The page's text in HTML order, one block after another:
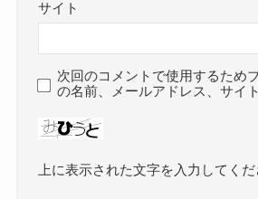
サイト
次回のコメントで使用するため
の名前、メールアドレス、サイ
上に表示された文字を入力してくだ